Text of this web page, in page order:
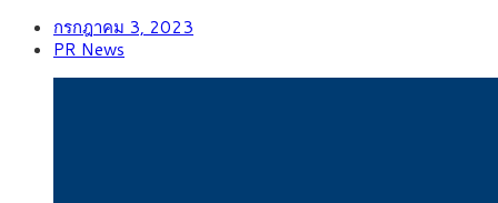
กรกฎาคม 3, 2023
PR News